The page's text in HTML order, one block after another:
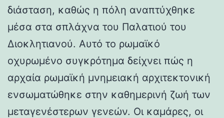
διάσταση, καθώς η πόλη αναπτύχθηκε
μέσα στα σπλάχνα του Παλατιού του
Διοκλητιανού. Αυτό το ρωμαϊκό
οχυρωμένο συγκρότημα δείχνει πώς η
αρχαία ρωμαϊκή μνημειακή αρχιτεκτονική
ενσωματώθηκε στην καθημερινή ζωή των
μεταγενέστερων γενεών. Οι καμάρες, οι